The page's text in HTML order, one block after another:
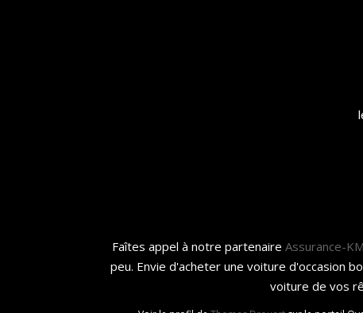
Faîtes appel à notre partenaire Assurance-
peu. Envie d'acheter une voiture d'occasion
voiture de vos